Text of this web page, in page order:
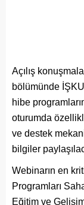
Açılış
bölümünde
hibe
oturumda
ve destek
bilgiler
Webinarın en
Programları
Eğitim ve